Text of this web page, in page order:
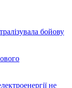
бойову
не